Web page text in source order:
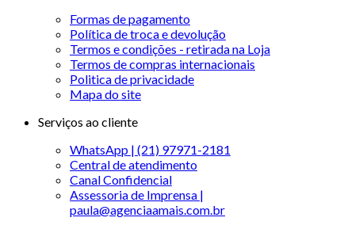
Formas de pagamento
Política de troca e devolução
Termos e condições - retirada na Loja
Termos de compras internacionais
Politica de privacidade
Mapa do site
Serviços ao cliente
WhatsApp | (21) 97971-2181
Central de atendimento
Canal Confidencial
Assessoria de Imprensa |
paula@agenciaamais.com.br